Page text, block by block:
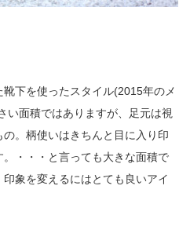
下を使ったスタイル(2015年のメ
い面積ではありますが、足元は視
。柄使いはきちんと目に入り印
・・・と言っても大きな面積で
象を変えるにはとても良いアイ